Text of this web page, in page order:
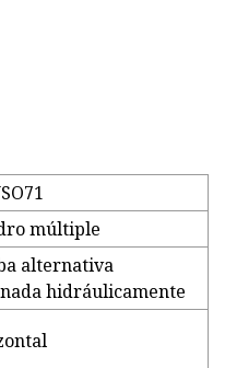
múltiple
alternativa
hidráulicamente